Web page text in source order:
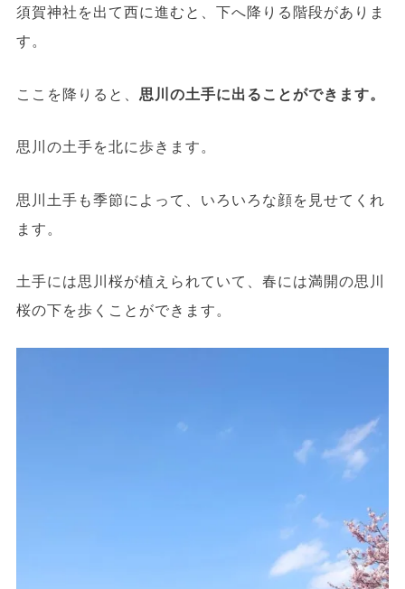
須賀神社を出て西に進むと、下へ降りる階段がありま
す。
ここを降りると、 思川の土手に出ることができます。
思川の土手を北に歩きます。
思川土手も季節によって、いろいろな顔を見せてくれ
ます。
土手には思川桜が植えられていて、春には満開の思川
桜の下を歩くことができます。